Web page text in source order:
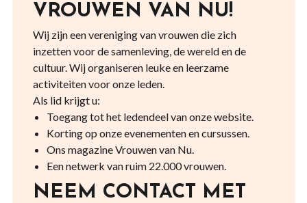
VROUWEN VAN NU!
Wij zijn een vereniging van vrouwen die zich
inzetten voor de samenleving, de wereld en de
cultuur. Wij organiseren leuke en leerzame
activiteiten voor onze leden.
Als lid krijgt u:
Toegang tot het ledendeel van onze website.
Korting op onze evenementen en cursussen.
Ons magazine Vrouwen van Nu.
Een netwerk van ruim 22.000 vrouwen.
NEEM CONTACT MET